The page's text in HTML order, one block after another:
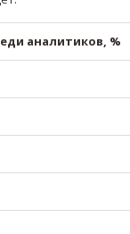
аналитиков, %